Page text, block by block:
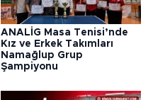
ANALİG Masa Tenisi’nde
Kız ve Erkek Takımları
Namağlup Grup
Şampiyonu